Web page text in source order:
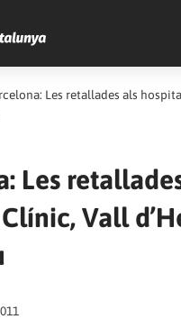
Les retallades als
Les
Vall